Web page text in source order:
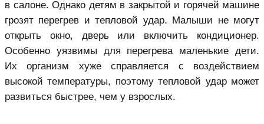
в салоне. Однако детям в закрытой и горячей машине
грозят перегрев и тепловой удар. Малыши не могут
открыть окно, дверь или включить кондиционер.
Особенно уязвимы для перегрева маленькие дети.
Их организм хуже справляется с воздействием
высокой температуры, поэтому тепловой удар может
развиться быстрее, чем у взрослых.